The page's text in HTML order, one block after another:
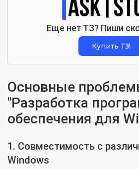
Еще нет ТЗ? Пиши
Купить ТЗ!
Основные
"Разработка
обеспечения для
1. Совместимость с
Windows